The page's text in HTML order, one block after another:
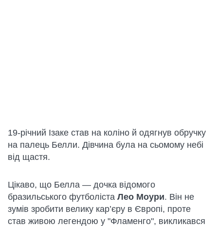
19-річний Ізаке став на коліно й одягнув обручку
на палець Белли. Дівчина була на сьомому небі
від щастя.
Цікаво, що Белла — дочка відомого
бразильського футболіста Лео Моури. Він не
зумів зробити велику кар’єру в Європі, проте
став живою легендою у "Фламенго", викликався